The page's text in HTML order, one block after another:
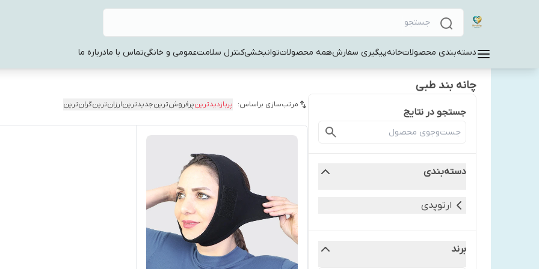
دسته‌بندی محصولاتخانهپیگیری سفارشهمه محصولاتتوانبخشیکنترل سلامتعمومی و خانگیتماس با مادرباره ما
چانه بند طبی
جستجو در نتایج
دسته‌بندی
ارتوپدی
برند
مرتب‌سازی براساس: پربازدیدترینپرفروش‌ترینجدیدترینارزان‌ترینگران‌ترین